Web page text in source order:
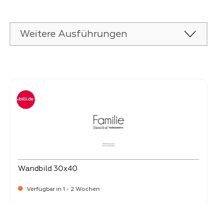
Weitere Ausführungen
Wandbild 30x40
Verfügbar in 1 - 2 Wochen